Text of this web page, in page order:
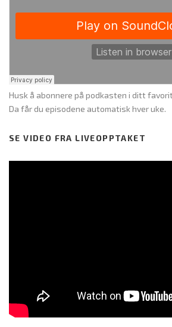
Husk å abonnere på podkasten i ditt
Da får du episodene automatisk hver uke.
SE VIDEO FRA LIVEOPPTAKET